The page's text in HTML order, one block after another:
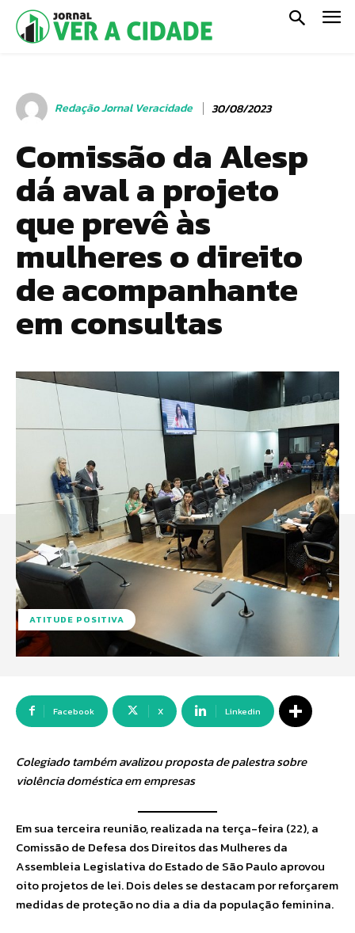
Redação Jornal Veracidade 30/08/2023
Comissão da Alesp
dá aval a projeto
que prevê às
mulheres o direito
de acompanhante
em consultas
ATITUDE POSITIVA
Facebook X Linkedin
Colegiado também avalizou proposta de palestra sobre
violência doméstica em empresas
Em sua terceira reunião, realizada na terça-feira (22), a
Comissão de Defesa dos Direitos das Mulheres da
Assembleia Legislativa do Estado de São Paulo aprovou
oito projetos de lei. Dois deles se destacam por reforçarem
medidas de proteção no dia a dia da população feminina.